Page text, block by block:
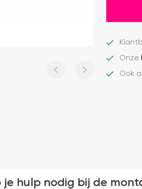
Onze
Ook
je hulp nodig bij de